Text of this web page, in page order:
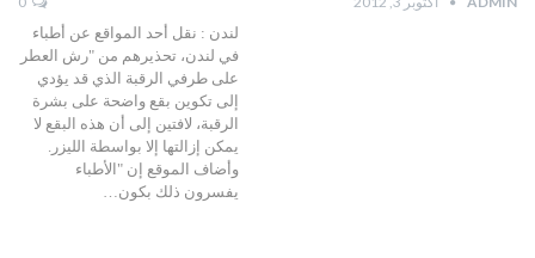
لندن : نقل أحد المواقع عن أطباء
في لندن، تحذيرهم من "رش العطر
على طرفي الرقبة الذي قد يؤدي
إلى تكوين بقع واضحة على بشرة
الرقبة، لافتين إلى أن هذه البقع لا
يمكن إزالتها إلا بواسطة الليزر.
وأضاف الموقع إن "الأطباء
يفسرون ذلك بكون…